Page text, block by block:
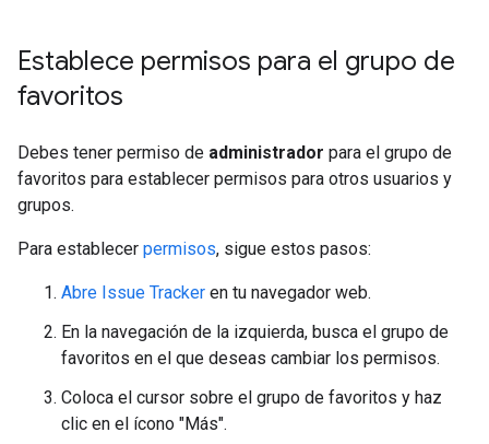
Establece permisos para el grupo de
favoritos
Debes tener permiso de administrador para el grupo de
favoritos para establecer permisos para otros usuarios y
grupos.
Para establecer permisos, sigue estos pasos:
Abre Issue Tracker en tu navegador web.
En la navegación de la izquierda, busca el grupo de
favoritos en el que deseas cambiar los permisos.
Coloca el cursor sobre el grupo de favoritos y haz
clic en el ícono "Más".